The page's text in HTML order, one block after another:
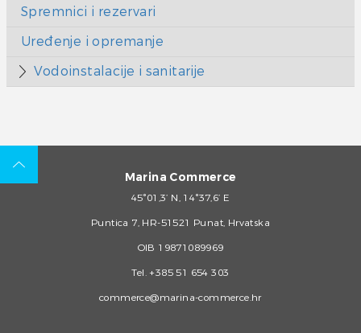
Spremnici i rezervari
Uređenje i opremanje
Vodoinstalacije i sanitarije
Marina Commerce
45°01,3’ N, 14°37,6’ E
Puntica 7, HR-51521 Punat, Hrvatska
OIB 19871089969
Tel. +385 51 654 303
commerce@marina-commerce.hr